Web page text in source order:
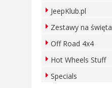
JeepKlub.pl
Zestawy na święta
Off Road 4x4
Hot Wheels Stuff
Specials